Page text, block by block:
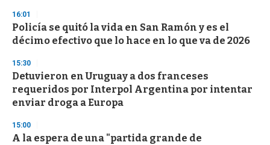
16:01
Policía se quitó la vida en San Ramón y es el
décimo efectivo que lo hace en lo que va de 2026
15:30
Detuvieron en Uruguay a dos franceses
requeridos por Interpol Argentina por intentar
enviar droga a Europa
15:00
A la espera de una "partida grande de